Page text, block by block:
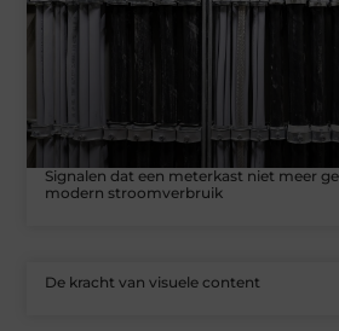
Signalen dat een meterkast niet meer
modern stroomverbruik
De kracht van visuele content